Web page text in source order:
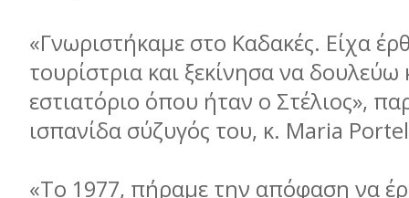
«Γνωριστήκαμε στο Καδακές. Είχα
τουρίστρια και ξεκίνησα να δουλεύω
εστιατόριο όπου ήταν ο Στέλιος»,
ισπανίδα σύζυγός του, κ. Maria
«Το 1977, πήραμε την απόφαση να